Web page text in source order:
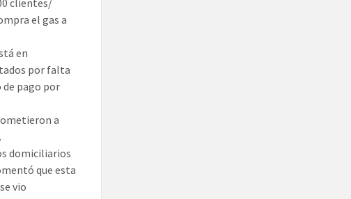
clientes/
el gas a
en
por falta
de pago por
a
domiciliarios
que esta
vio